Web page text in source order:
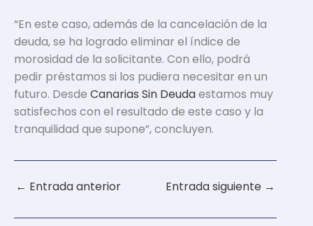
“En este caso, además de la cancelación de la
deuda, se ha logrado eliminar el índice de
morosidad de la solicitante. Con ello, podrá
pedir préstamos si los pudiera necesitar en un
futuro. Desde Canarias Sin Deudaestamos muy
satisfechos con el resultado de este caso y la
tranquilidad que supone”, concluyen.
← Entrada anterior Entrada siguiente →